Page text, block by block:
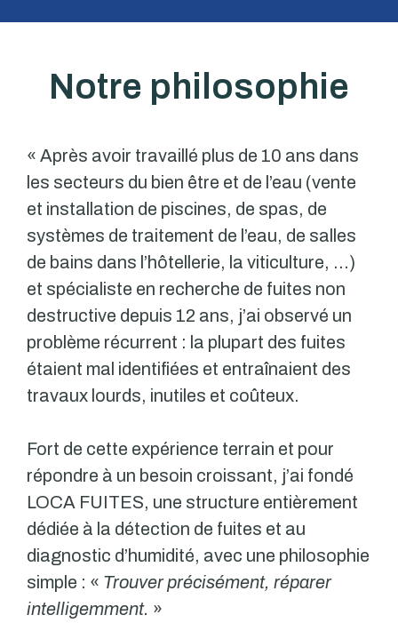
Notre philosophie
« Après avoir travaillé plus de 10 ans dans
les secteurs du bien être et de l’eau (vente
et installation de piscines, de spas, de
systèmes de traitement de l’eau, de salles
de bains dans l’hôtellerie, la viticulture, …)
et spécialiste en recherche de fuites non
destructive depuis 12 ans, j’ai observé un
problème récurrent : la plupart des fuites
étaient mal identifiées et entraînaient des
travaux lourds, inutiles et coûteux.
Fort de cette expérience terrain et pour
répondre à un besoin croissant, j’ai fondé
LOCA FUITES, une structure entièrement
dédiée à la détection de fuites et au
diagnostic d’humidité, avec une philosophie
simple : « Trouver précisément, réparer
intelligemment. »